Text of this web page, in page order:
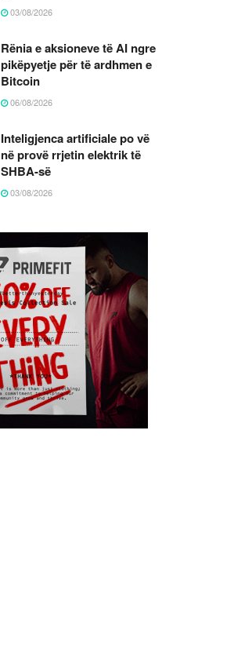
03/08/2026
Rënia e aksioneve të AI ngre
pikëpyetje për të ardhmen e
Bitcoin
06/08/2026
Inteligjenca artificiale po vë
në provë rrjetin elektrik të
SHBA-së
03/08/2026